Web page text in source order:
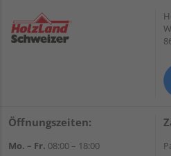
Öffnungszeiten:
Mo. – Fr. 08:00 – 18:00